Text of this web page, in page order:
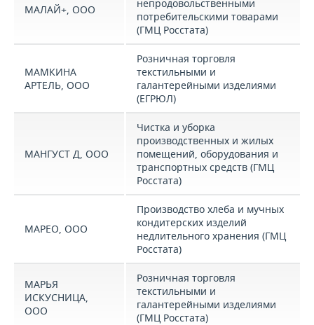
МАЛАЙ+, ООО
непродовольственными
потребительскими товарами
(ГМЦ Росстата)
МАМКИНА
АРТЕЛЬ, ООО
Розничная торговля
текстильными и
галантерейными изделиями
(ЕГРЮЛ)
МАНГУСТ Д, ООО
Чистка и уборка
производственных и жилых
помещений, оборудования и
транспортных средств (ГМЦ
Росстата)
МАРЕО, ООО
Производство хлеба и мучных
кондитерских изделий
недлительного хранения (ГМЦ
Росстата)
МАРЬЯ
ИСКУСНИЦА,
ООО
Розничная торговля
текстильными и
галантерейными изделиями
(ГМЦ Росстата)